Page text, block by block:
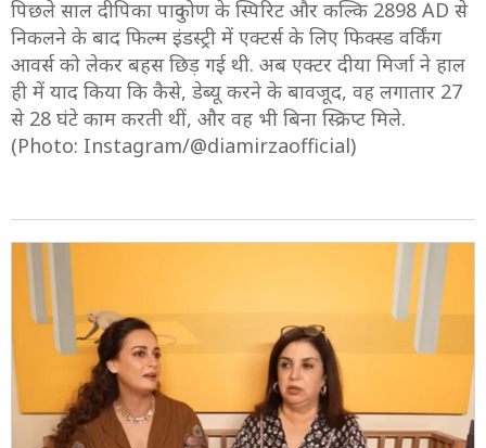
पिछले साल दीपिका पादुकोण के स्पिरिट और कल्कि 2898 AD से
निकलने के बाद फिल्म इंडस्ट्री में एक्टर्स के लिए फिक्स्ड वर्किंग
आवर्स को लेकर बहस छिड़ गई थी. अब एक्टर दीया मिर्जा ने हाल
ही में याद किया कि कैसे, डेब्यू करने के बावजूद, वह लगातार 27
से 28 घंटे काम करती थीं, और वह भी बिना स्क्रिप्ट मिले.
(Photo: Instagram/@diamirzaofficial)